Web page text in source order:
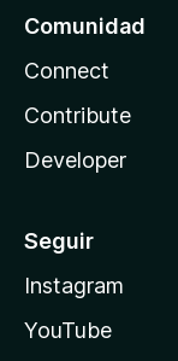
Comunidad
Connect
Contribute
Developer
Seguir
Instagram
YouTube